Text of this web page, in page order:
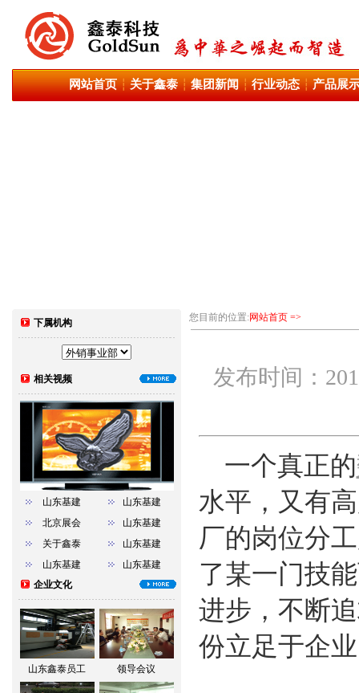
网站首页┆关于鑫泰┆集团新闻┆行业动态┆产品展
下属机构
相关视频
山东基建
北京展会
关于鑫泰
山东基建
山东基建
山东基建
山东基建
山东基建
企业文化
山东鑫泰员工 领导会议
您目前的位置:网站首页 =>
发布时间：
一个真正的
水平，又有
厂的岗位分
了某一门技
进步，不断
份立足于企